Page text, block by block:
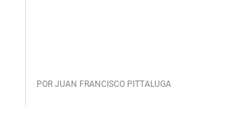
POR JUAN FRANCISCO PITTALUGA